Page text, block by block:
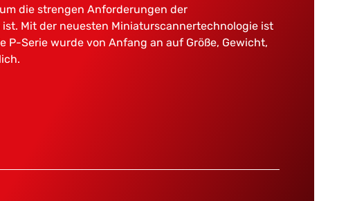
die strengen Anforderungen der
Mit der neuesten Miniaturscannertechnologie ist
Serie wurde von Anfang an auf Größe, Gewicht,